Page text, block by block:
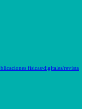
físicas/digitales/revista